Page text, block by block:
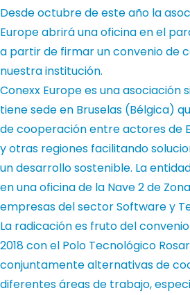
Desde octubre de este año la
Europe abrirá una oficina en el
a partir de firmar un convenio de
nuestra institución.
Conexx Europe es una asociación
tiene sede en Bruselas (Bélgica)
de cooperación entre actores de
y otras regiones facilitando
un desarrollo sostenible. La
en una oficina de la Nave 2 de
empresas del sector Software y
La radicación es fruto del
2018 con el Polo Tecnológico
conjuntamente alternativas de
diferentes áreas de trabajo,